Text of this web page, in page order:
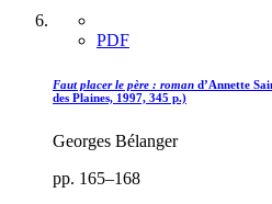
PDF
Faut placer le père : roman d’Annette
des Plaines, 1997, 345 p.)
Georges Bélanger
pp. 165–168